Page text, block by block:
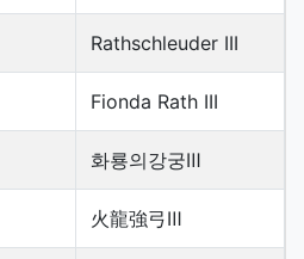
Rathschleuder III
Fionda Rath III
화룡의강궁Ⅲ
火龍強弓Ⅲ